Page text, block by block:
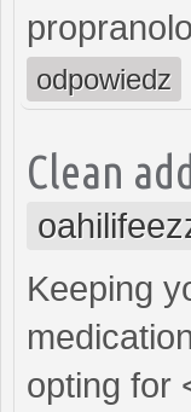
odpowiedz
Clean
Keeping
opting for